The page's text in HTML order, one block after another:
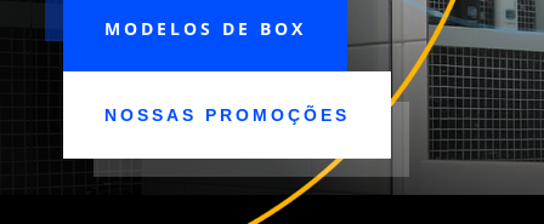
MODELOS DE BOX
NOSSAS PROMOÇÕES